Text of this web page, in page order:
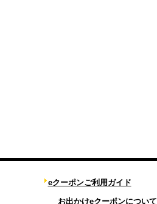
eクーポンご利用ガイド
お出かけeクーポンについて